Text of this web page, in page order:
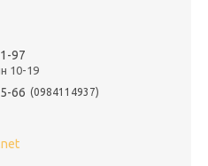
97
10-19
66 0984114937